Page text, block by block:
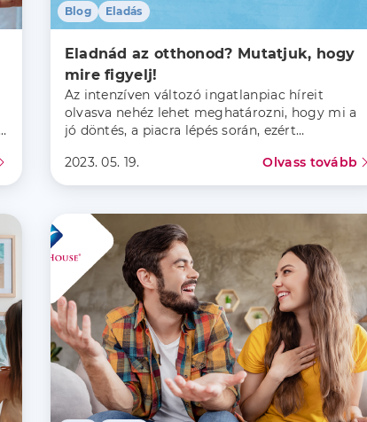
Blog Eladás
Eladnád az otthonod? Mutatjuk, hogy
mire figyelj!
Az intenzíven változó ingatlanpiac híreit
olvasva nehéz lehet meghatározni, hogy mi a
jó döntés, a piacra lépés során, ezért
ha 2023-ban értékesítenéd az otthonod!
2023. 05. 19. Olvass tovább